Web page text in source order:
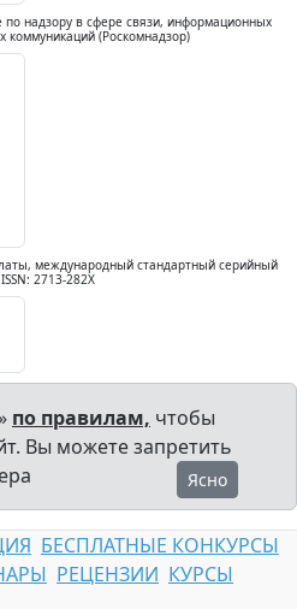
надзору в сфере связи, информационных
коммуникаций (Роскомнадзор)
международный стандартный серийный
2713-282X
по правилам, чтобы
Вы можете запретить
Ясно
БЕСПЛАТНЫЕ КОНКУРСЫ
РЕЦЕНЗИИ КУРСЫ